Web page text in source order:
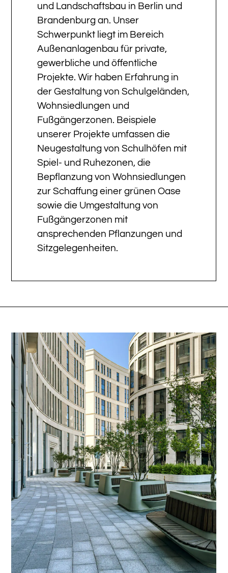
und Landschaftsbau in Berlin und
Brandenburg an. Unser
Schwerpunkt liegt im Bereich
Außenanlagenbau für private,
gewerbliche und öffentliche
Projekte. Wir haben Erfahrung in
der Gestaltung von Schulgeländen,
Wohnsiedlungen und
Fußgängerzonen. Beispiele
unserer Projekte umfassen die
Neugestaltung von Schulhöfen mit
Spiel- und Ruhezonen, die
Bepflanzung von Wohnsiedlungen
zur Schaffung einer grünen Oase
sowie die Umgestaltung von
Fußgängerzonen mit
ansprechenden Pflanzungen und
Sitzgelegenheiten.